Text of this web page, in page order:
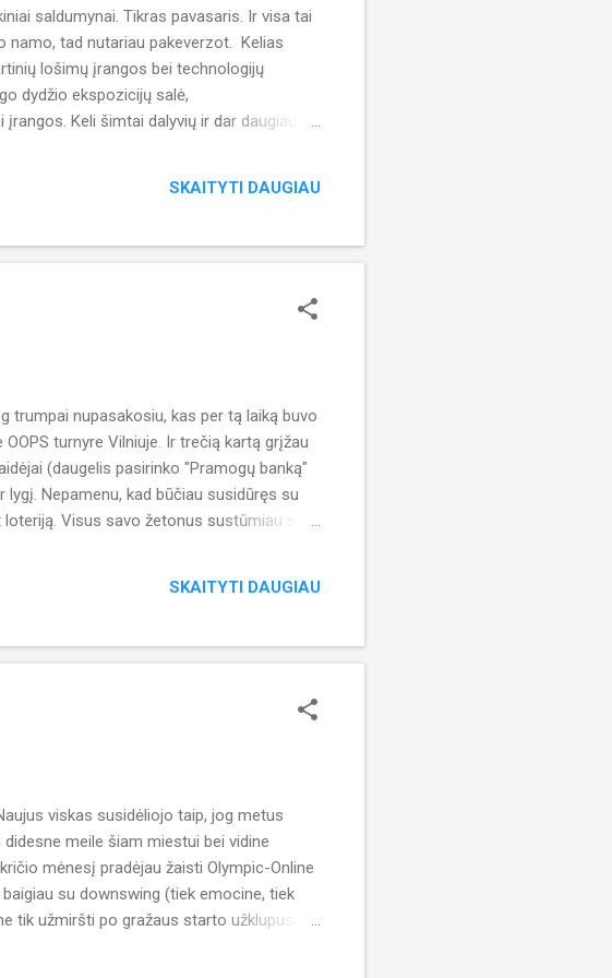
saldumynai. Tikras pavasaris. Ir visa tai
namo, tad nutariau pakeverzot. Kelias
lošimų įrangos bei technologijų
dydžio ekspozicijų salė,
Keli šimtai dalyvių ir dar daugiau
Pasirinkimo daug. Tačiau turėdamas
SKAITYTI DAUGIAU
trumpai nupasakosiu, kas per tą laiką buvo
turnyre Vilniuje. Ir trečią kartą grįžau
(daugelis pasirinko "Pramogų banką"
Nepamenu, kad būčiau susidūręs su
Visus savo žetonus sustūmiau su
tik online , bet ir gyvai. Sekantys
kelias nuotraukas iš fotosesijos....
SKAITYTI DAUGIAU
viskas susidėliojo taip, jog metus
meile šiam miestui bei vidine
mėnesį pradėjau žaisti Olympic-Online
su downswing (tiek emocine, tiek
tik užmiršti po gražaus starto užklupusius